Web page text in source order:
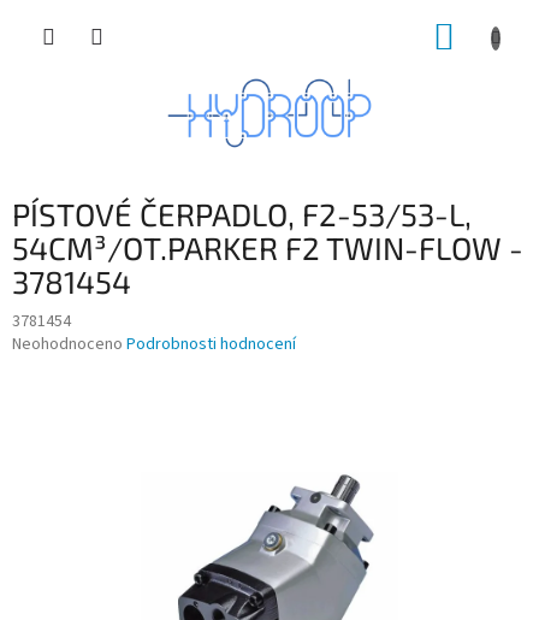
PÍSTOVÉ ČERPADLO, F2-53/53-L,
54CM³/OT.PARKER F2 TWIN-FLOW -
3781454
3781454
Průměrné
Neohodnoceno Podrobnosti hodnocení